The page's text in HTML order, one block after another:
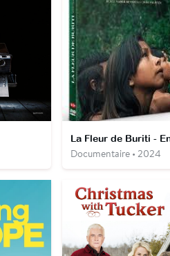
Documentaire • 2024